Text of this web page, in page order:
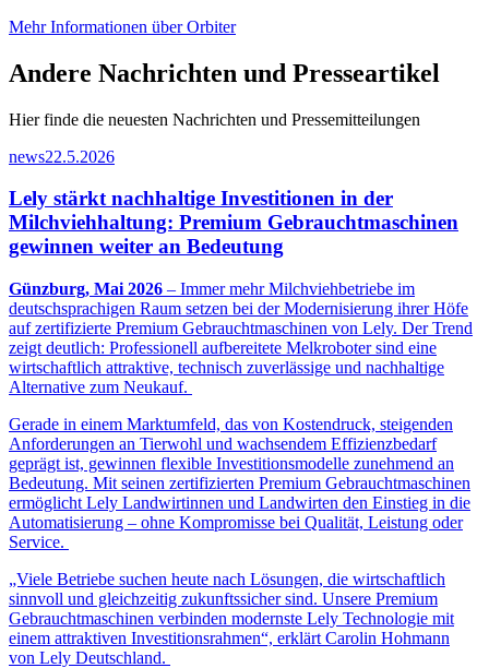
Mehr Informationen über Orbiter
Andere Nachrichten und Presseartikel
Hier finde die neuesten Nachrichten und Pressemitteilungen
news22.5.2026
Lely stärkt nachhaltige Investitionen in der
Milchviehhaltung: Premium Gebrauchtmaschinen
gewinnen weiter an Bedeutung
Günzburg, Mai 2026 – Immer mehr Milchviehbetriebe im
deutschsprachigen Raum setzen bei der Modernisierung ihrer Höfe
auf zertifizierte Premium Gebrauchtmaschinen von Lely. Der Trend
zeigt deutlich: Professionell aufbereitete Melkroboter sind eine
wirtschaftlich attraktive, technisch zuverlässige und nachhaltige
Alternative zum Neukauf.
Gerade in einem Marktumfeld, das von Kostendruck, steigenden
Anforderungen an Tierwohl und wachsendem Effizienzbedarf
geprägt ist, gewinnen flexible Investitionsmodelle zunehmend an
Bedeutung. Mit seinen zertifizierten Premium Gebrauchtmaschinen
ermöglicht Lely Landwirtinnen und Landwirten den Einstieg in die
Automatisierung – ohne Kompromisse bei Qualität, Leistung oder
Service.
„Viele Betriebe suchen heute nach Lösungen, die wirtschaftlich
sinnvoll und gleichzeitig zukunftssicher sind. Unsere Premium
Gebrauchtmaschinen verbinden modernste Lely Technologie mit
einem attraktiven Investitionsrahmen“, erklärt Carolin Hohmann
von Lely Deutschland.